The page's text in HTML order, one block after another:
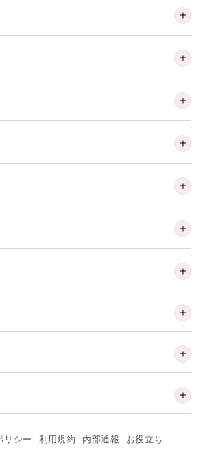
リシー 利用規約 内部通報 お役立ち